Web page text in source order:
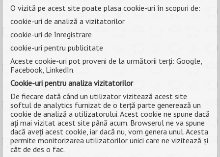
O vizită pe acest site poate plasa cookie-uri în scopuri de:
cookie-uri de analiză a vizitatorilor
cookie-uri de înregistrare
cookie-uri pentru publicitate
Aceste cookie-uri pot proveni de la următorii terți: Google,
Facebook, LinkedIn.
Cookie-uri pentru analiza vizitatorilor
De fiecare dată când un utilizator vizitează acest site
softul de analytics furnizat de o terță parte generează un
cookie de analiză a utilizatorului. Acest cookie ne spune dacă
ați mai vizitat acest site până acum. Browserul ne va spune
dacă aveți acest cookie, iar dacă nu, vom genera unul. Acesta
permite monitorizarea utilizatorilor unici care ne vizitează și
cât de des o fac.